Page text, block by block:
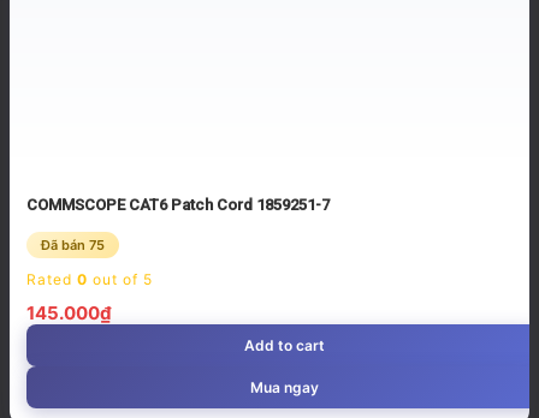
COMMSCOPE CAT6 Patch Cord 1859251-7
Đã bán 75
Rated 0 out of 5
145.000₫
Add to cart
Mua ngay